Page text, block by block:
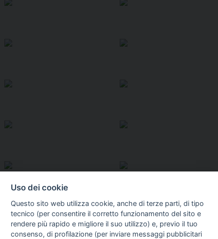
Uso dei cookie
Questo sito web utilizza cookie, anche di terze parti, di tipo
tecnico (per consentire il corretto funzionamento del sito e
rendere più rapido e migliore il suo utilizzo) e, previo il tuo
consenso, di profilazione (per inviare messaggi pubblicitari